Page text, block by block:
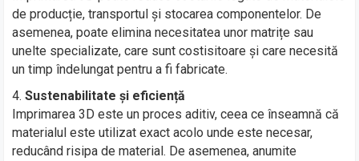
de producție, transportul și stocarea componentelor. De
asemenea, poate elimina necesitatea unor matrițe sau
unelte specializate, care sunt costisitoare și care necesită
un timp îndelungat pentru a fi fabricate.
Sustenabilitate și eficiență
Imprimarea 3D este un proces aditiv, ceea ce înseamnă că
materialul este utilizat exact acolo unde este necesar,
reducând risipa de material. De asemenea, anumite